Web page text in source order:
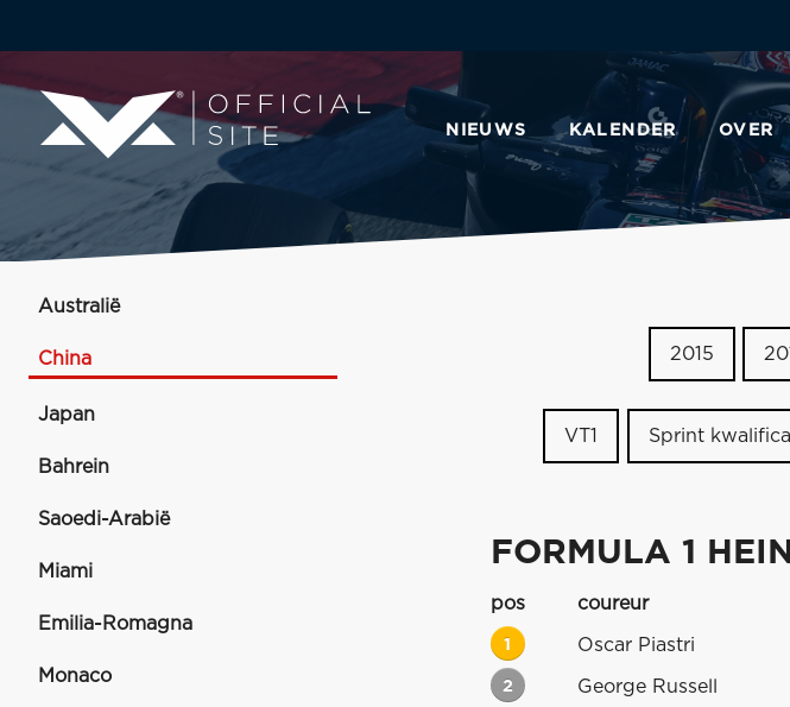
NIEUWS KALENDER OVER
Australië
China
Japan
Bahrein
Saoedi-Arabië
Miami
Emilia-Romagna
Monaco
2015
VT1 Sprint
FORMULA 1
pos coureur
1 Oscar Piastri
2 George Russell